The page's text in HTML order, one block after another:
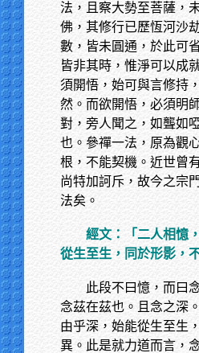
法，且察大勢至菩薩，
佛，其修行已歷恆河沙
數，皆未圓通，於此可
皆非其時，惟淨可以成
須開悟，始可與言修持
然。而欲開悟，必須明
對，旁人聞之，如聾如
也。參禪一法，原為觀
根，不能契機。近世曾
尚特加訶斥，故今之宗
法矣。
經文：「二人相憶
從生至生，同於形影，
此段不曰憶，而曰
念茲在茲也。且念之深
由乎深，始能從生至生
異。此是就力道而言，